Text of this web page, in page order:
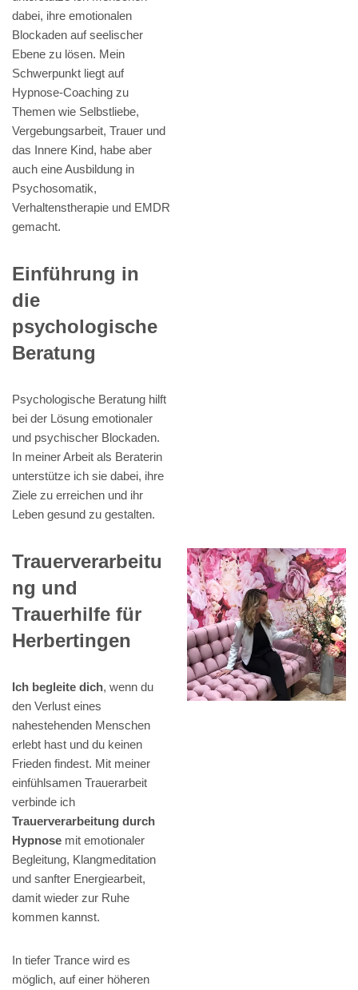
dabei, ihre emotionalen
Blockaden auf seelischer
Ebene zu lösen. Mein
Schwerpunkt liegt auf
Hypnose-Coaching zu
Themen wie Selbstliebe,
Vergebungsarbeit, Trauer und
das Innere Kind, habe aber
auch eine Ausbildung in
Psychosomatik,
Verhaltenstherapie und EMDR
gemacht.
Einführung in
die
psychologische
Beratung
Psychologische Beratung hilft
bei der Lösung emotionaler
und psychischer Blockaden.
In meiner Arbeit als Beraterin
unterstütze ich sie dabei, ihre
Ziele zu erreichen und ihr
Leben gesund zu gestalten.
Trauerverarbeitu
ng und
Trauerhilfe für
Herbertingen
Ich begleite dich, wenn du
den Verlust eines
nahestehenden Menschen
erlebt hast und du keinen
Frieden findest. Mit meiner
einfühlsamen Trauerarbeit
verbinde ich
Trauerverarbeitung durch
Hypnose mit emotionaler
Begleitung, Klangmeditation
und sanfter Energiearbeit,
damit wieder zur Ruhe
kommen kannst.
In tiefer Trance wird es
möglich, auf einer höheren